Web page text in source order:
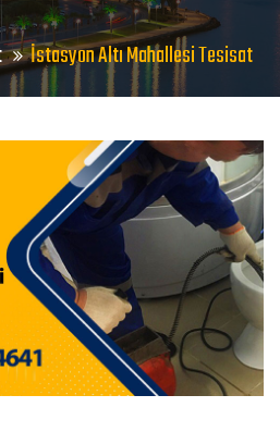
İstasyon Altı Mahallesi Tesisat